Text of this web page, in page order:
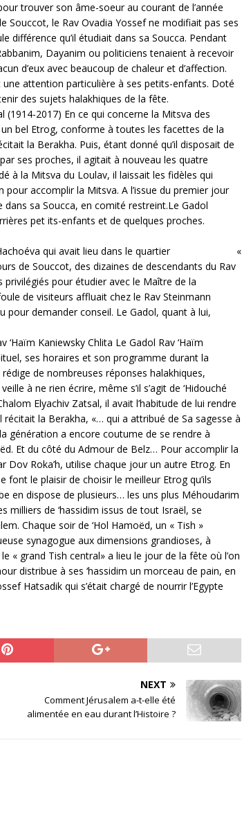
trouver son âme-soeur au courant de l’année
Souccot, le Rav Ovadia Yossef ne modifiait pas ses
différence qu’il étudiait dans sa Soucca. Pendant
Dayanim ou politiciens tenaient à recevoir
d’eux avec beaucoup de chaleur et d’affection.
attention particulière à ses petits-enfants. Doté
des sujets halakhiques de la fête.
(1914-2017) En ce qui concerne la Mitsva des
bel Etrog, conforme à toutes les facettes de la
la Berakha. Puis, étant donné qu’il disposait de
ses proches, il agitait à nouveau les quatre
à la Mitsva du Loulav, il laissait les fidèles qui
accomplir la Mitsva. A l’issue du premier jour
sa Soucca, en comité restreint.Le Gadol
pet its-enfants et de quelques proches.
Beth Hachoéva qui avait lieu dans le quartier «
de Souccot, des dizaines de descendants du Rav
pour étudier avec le Maître de la
de visiteurs affluait chez le Rav Steinmann
demander conseil. Le Gadol, quant à lui,
Kaniewsky Chlita Le Gadol Rav ‘Haïm
ses horaires et son programme durant la
rédige de nombreuses réponses halakhiques,
à ne rien écrire, même s’il s’agit de ‘Hidouché
Elyachiv Zatsal, il avait l’habitude de lui rendre
la Berakha, «… qui a attribué de Sa sagesse à
génération a encore coutume de se rendre à
Et du côté du Admour de Belz… Pour accomplir la
Dov Roka’h, utilise chaque jour un autre Etrog. En
font le plaisir de choisir le meilleur Etrog qu’ils
en dispose de plusieurs… les uns plus Méhoudarim
milliers de ‘hassidim issus de tout Israël, se
Chaque soir de ‘Hol Hamoëd, un « Tish »
synagogue aux dimensions grandioses, à
« grand Tish central» a lieu le jour de la fête où l’on
distribue à ses ‘hassidim un morceau de pain, en
Hatsadik qui s’était chargé de nourrir l’Egypte
NEXT
Comment Jérusalem a-t-elle été
alimentée en eau durant l’Histoire ?